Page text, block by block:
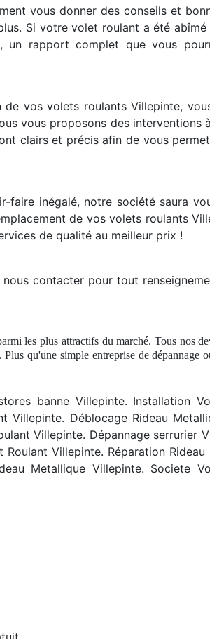
vous donner des conseils et
Si votre volet roulant a été
un rapport complet que vous
vos volets roulants Villepinte,
vous proposons des
clairs et précis afin de vous
faire inégalé, notre société saura
de vos volets roulants
de qualité au meilleur prix !
contacter pour tout
les plus attractifs du marché. Tous nos
Plus qu'une simple entreprisede dépannage
banne Villepinte. Installation
Villepinte. Déblocage Rideau
Villepinte. Dépannage serrurier
Villepinte. Réparation
Metallique Villepinte. Societe